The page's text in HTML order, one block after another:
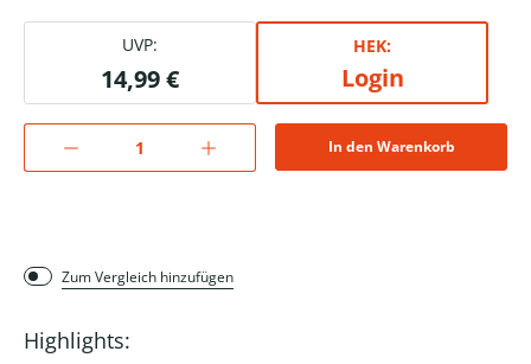
UVP:
14,99 €
HEK:
Login
In den Warenkorb
Zum Vergleich hinzufügen
Highlights: